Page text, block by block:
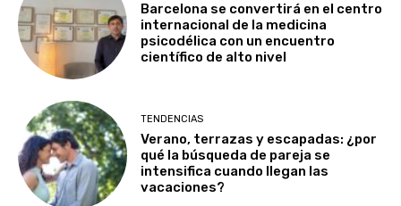
Barcelona se convertirá en el centro
internacional de la medicina
psicodélica con un encuentro
científico de alto nivel
TENDENCIAS
Verano, terrazas y escapadas: ¿por
qué la búsqueda de pareja se
intensifica cuando llegan las
vacaciones?